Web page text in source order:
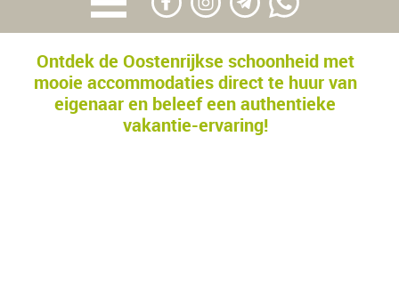
Ontdek de Oostenrijkse schoonheid met
mooie accommodaties direct te huur van
eigenaar en beleef een authentieke
vakantie-ervaring!